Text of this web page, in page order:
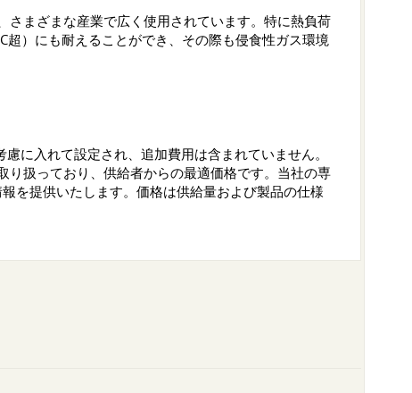
まざまな産業で広く使用されています。特に熱負荷
）にも耐えることができ、その際も侵食性ガス環境
に入れて設定され、追加費用は含まれていません。
扱っており、供給者からの最適価格です。当社の専
を提供いたします。価格は供給量および製品の仕様